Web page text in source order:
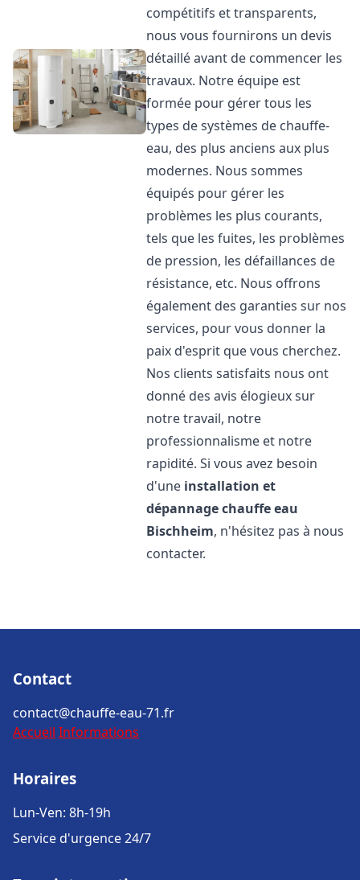
compétitifs et transparents,
nous vous fournirons un devis
détaillé avant de commencer les
travaux. Notre équipe est
formée pour gérer tous les
types de systèmes de chauffe-
eau, des plus anciens aux plus
modernes. Nous sommes
équipés pour gérer les
problèmes les plus courants,
tels que les fuites, les problèmes
de pression, les défaillances de
résistance, etc. Nous offrons
également des garanties sur nos
services, pour vous donner la
paix d'esprit que vous cherchez.
Nos clients satisfaits nous ont
donné des avis élogieux sur
notre travail, notre
professionnalisme et notre
rapidité. Si vous avez besoin
d'une installation et
dépannage chauffe eau
Bischheim, n'hésitez pas à nous
contacter.
Contact
contact@chauffe-eau-71.fr
Accueil Informations
Horaires
Lun-Ven: 8h-19h
Service d'urgence 24/7